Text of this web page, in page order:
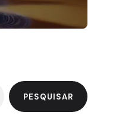
PESQUISAR